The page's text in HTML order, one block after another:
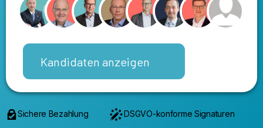
Kandidaten anzeigen
Sichere Bezahlung
DSGVO-konforme Signaturen